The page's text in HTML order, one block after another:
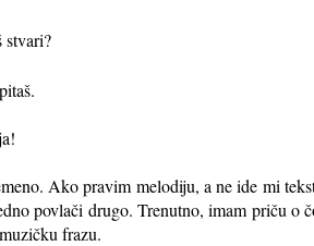
stvari?
Ako pravim melodiju, a ne ide mi
povlači drugo. Trenutno, imam priču
frazu.